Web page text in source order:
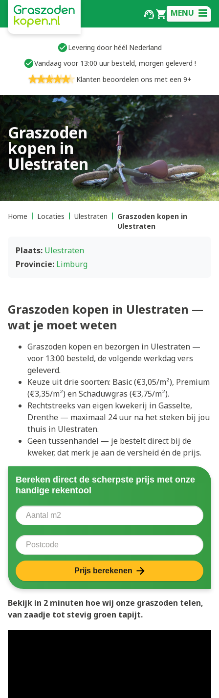
MENU
Levering door héél Nederland
Vandaag voor 13:00 uur besteld, morgen geleverd !
Klanten beoordelen ons met een 9+
Graszoden
kopen in
Ulestraten
Home Locaties Ulestraten
Graszoden kopen in
Ulestraten
Plaats: Ulestraten
Provincie: Limburg
Graszoden kopen in Ulestraten —
wat je moet weten
Graszoden kopen en bezorgen in Ulestraten —
voor 13:00 besteld, de volgende werkdag vers
geleverd.
Keuze uit drie soorten: Basic (€3,05/m²), Premium
(€3,35/m²) en Schaduwgras (€3,75/m²).
Rechtstreeks van eigen kwekerij in Gasselte,
Drenthe — maximaal 24 uur na het steken bij jou
thuis in Ulestraten.
Geen tussenhandel — je bestelt direct bij de
kweker, dat merk je aan de versheid én de prijs.
Bereken direct de scherpste prijs met onze
handige rekentool
Aantal vierkante meter
Postcode
Prijs berekenen
Bekijk in 2 minuten hoe wij onze graszoden telen,
van zaadje tot stevig groen tapijt.